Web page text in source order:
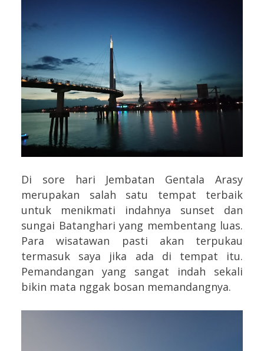
Di sore hari Jembatan Gentala Arasy
merupakan salah satu tempat terbaik
untuk menikmati indahnya sunset dan
sungai Batanghari yang membentang luas.
Para wisatawan pasti akan terpukau
termasuk saya jika ada di tempat itu.
Pemandangan yang sangat indah sekali
bikin mata nggak bosan memandangnya.